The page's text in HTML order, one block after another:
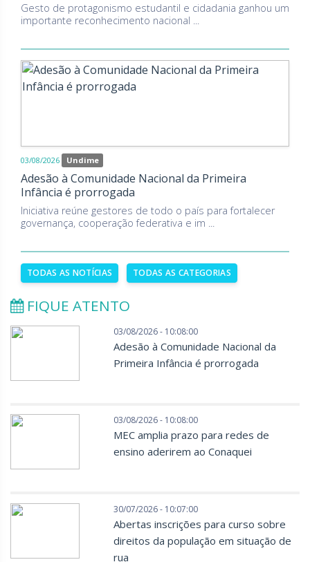
Gesto de protagonismo estudantil e cidadania ganhou um
importante reconhecimento nacional ...
03/08/2026 Undime
Adesão à Comunidade Nacional da Primeira
Infância é prorrogada
Iniciativa reúne gestores de todo o país para fortalecer
governança, cooperação federativa e im ...
TODAS AS NOTÍCIAS TODAS AS CATEGORIAS
FIQUE ATENTO
03/08/2026 - 10:08:00
Adesão à Comunidade Nacional da
Primeira Infância é prorrogada
03/08/2026 - 10:08:00
MEC amplia prazo para redes de
ensino aderirem ao Conaquei
30/07/2026 - 10:07:00
Abertas inscrições para curso sobre
direitos da população em situação de
rua